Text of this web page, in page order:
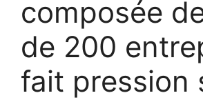
composée
de 200
fait pression